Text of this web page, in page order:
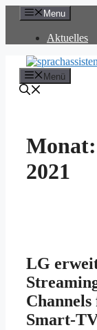
Zum
Inhalt
springen
Menu
Aktuelles
Menü
Monat:
2021
LG
Channels
Smart-